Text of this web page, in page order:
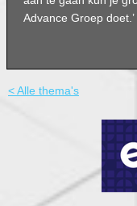
Advance Groep doet.’
< Alle thema's